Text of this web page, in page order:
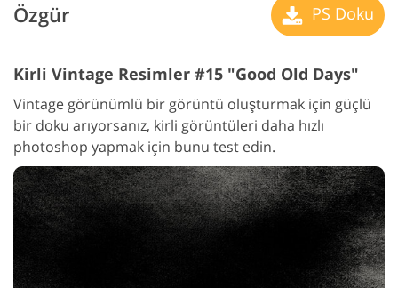
Özgür PS Doku
Kirli Vintage Resimler #15 "Good Old Days"
Vintage görünümlü bir görüntü oluşturmak için güçlü
bir doku arıyorsanız, kirli görüntüleri daha hızlı
photoshop yapmak için bunu test edin.